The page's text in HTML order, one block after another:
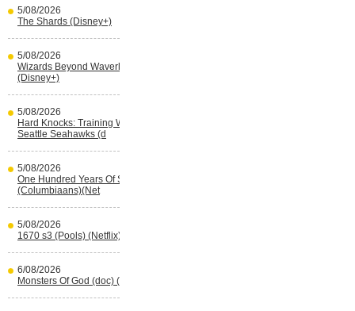
5/08/2026
The Shards (Disney+)
5/08/2026
Wizards Beyond Waverly Place s3
(Disney+)
5/08/2026
Hard Knocks: Training With The
Seattle Seahawks (d
5/08/2026
One Hundred Years Of Solitude s2
(Columbiaans)(Net
5/08/2026
1670 s3 (Pools) (Netflix)
6/08/2026
Monsters Of God (doc) (HBO Max)